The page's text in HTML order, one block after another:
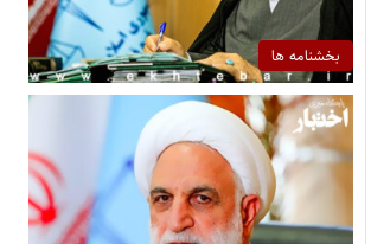
بخشنامه ها